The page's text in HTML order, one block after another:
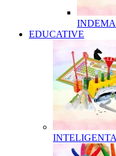
EDUCATIVE
INTELIGENTA